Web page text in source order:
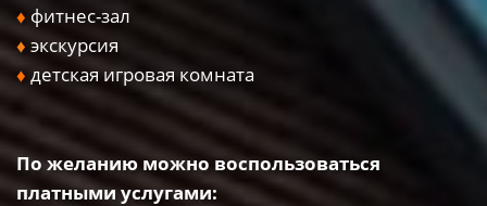
♦ фитнес-зал
♦ экскурсия
♦ детская игровая комната
По желанию можно воспользоваться
платными услугами: